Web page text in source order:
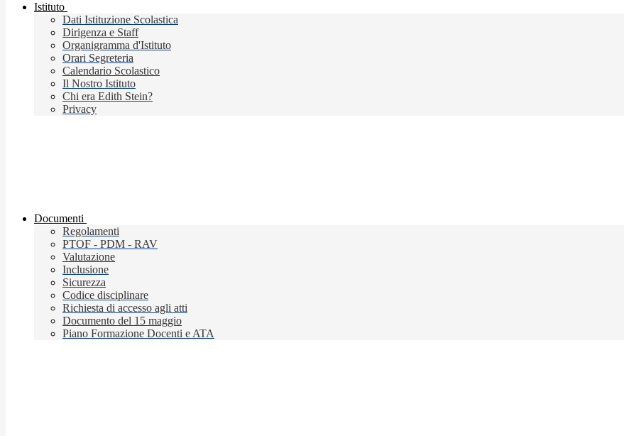
Istituto
Dati Istituzione Scolastica
Dirigenza e Staff
Organigramma d'Istituto
Orari Segreteria
Calendario Scolastico
Il Nostro Istituto
Chi era Edith Stein?
Privacy
Documenti
Regolamenti
PTOF - PDM - RAV
Valutazione
Inclusione
Sicurezza
Codice disciplinare
Richiesta di accesso agli atti
Documento del 15 maggio
Piano Formazione Docenti e ATA